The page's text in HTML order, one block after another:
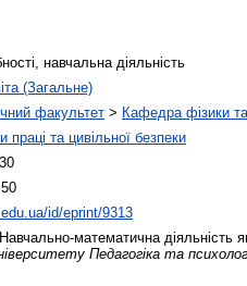
навчальна діяльність
(Загальне)
факультет > Кафедра фізики
та цивільної безпеки
id/eprint/9313
Навчально-математична діяльність
Педагогіка та